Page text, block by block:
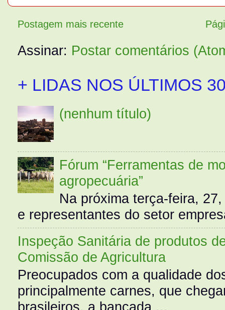
Postagem mais recente
Assinar: Postar comentários
+ LIDAS NOS ÚLTIMOS
(nenhum título)
Fórum “Ferramentas de
agropecuária”
Na próxima terça-feira,
e representantes do setor
Inspeção Sanitária de produtos
Comissão de Agricultura
Preocupados com a qualidade
principalmente carnes, que
brasileiros, a bancada ...